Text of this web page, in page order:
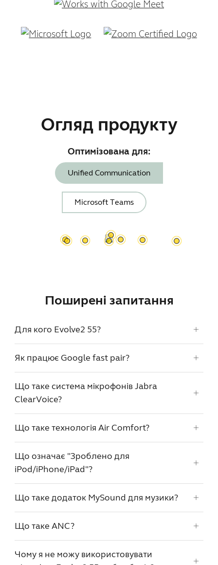
Огляд продукту
Оптимізована для:
Unified Communication
Microsoft Teams
Поширені запитання
Для кого Evolve2 55?
Як працює Google fast pair?
Що таке система мікрофонів Jabra
ClearVoice?
Що таке технологія Air Comfort?
Що означає "Зроблено для
iPod/iPhone/iPad"?
Що таке додаток MySound для музики?
Що таке ANC?
Чому я не можу використовувати